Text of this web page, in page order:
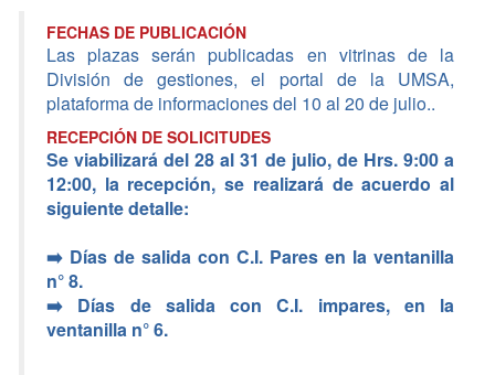
FECHAS DE PUBLICACIÓN
Las plazas serán publicadas en vitrinas de la
División de gestiones, el portal de la UMSA,
plataforma de informaciones del 10 al 20 de julio..
RECEPCIÓN DE SOLICITUDES
Se viabilizará del 28 al 31 de julio, de Hrs. 9:00 a
12:00, la recepción, se realizará de acuerdo al
siguiente detalle:
➡️ Días de salida con C.I. Pares en la ventanilla
n° 8.
➡️ Días de salida con C.I. impares, en la
ventanilla n° 6.